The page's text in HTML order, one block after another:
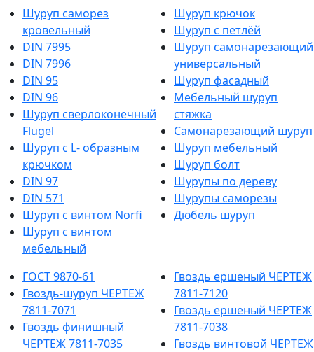
Шуруп саморез
кровельный
DIN 7995
DIN 7996
DIN 95
DIN 96
Шуруп сверлоконечный
Flugel
Шуруп с L- образным
крючком
DIN 97
DIN 571
Шуруп с винтом Norfi
Шуруп с винтом
мебельный
Шуруп крючок
Шуруп с петлёй
Шуруп самонарезающий
универсальный
Шуруп фасадный
Мебельный шуруп
стяжка
Cамонарезающий шуруп
Шуруп мебельный
Шуруп болт
Шурупы по дереву
Шурупы саморезы
Дюбель шуруп
ГОСТ 9870-61
Гвоздь-шуруп ЧЕРТЕЖ
7811-7071
Гвоздь финишный
ЧЕРТЕЖ 7811-7035
Гвоздь ершеный ЧЕРТЕЖ
7811-7120
Гвоздь ершеный ЧЕРТЕЖ
7811-7038
Гвоздь винтовой ЧЕРТЕЖ